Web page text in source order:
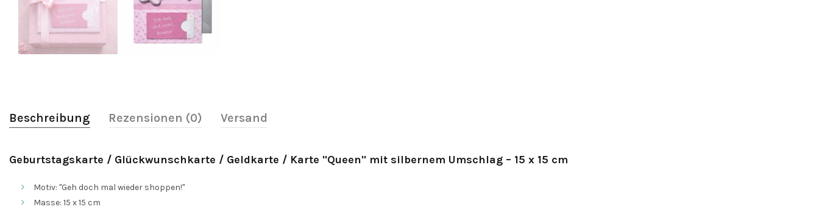
Beschreibung Rezensionen (0) Versand
Geburtstagskarte / Glückwunschkarte / Geldkarte / Karte "Queen" mit silbernem Umschlag – 15 x 15 cm
Motiv: "Geh doch mal wieder shoppen!"
Masse: 15 x 15 cm